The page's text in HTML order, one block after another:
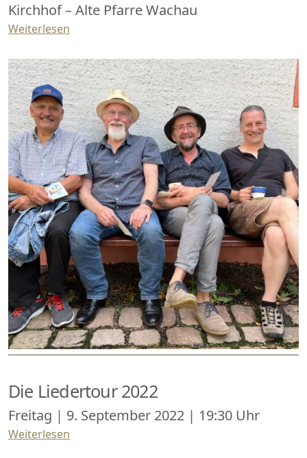
Kirchhof – Alte Pfarre Wachau
Weiterlesen
Die Liedertour 2022
Freitag | 9. September 2022 | 19:30 Uhr
Weiterlesen